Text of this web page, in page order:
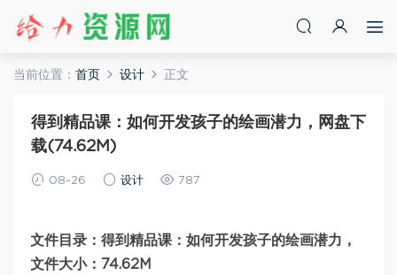
当前位置： 首页 设计 正文
得到精品课：如何开发孩子的绘画潜力，网盘下
载(74.62M)
08-26 设计 787
文件目录：得到精品课：如何开发孩子的绘画潜力，
文件大小：74.62M